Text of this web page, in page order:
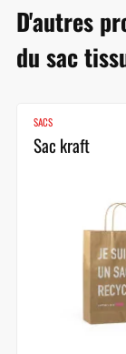
D'autres
du sac
SACS
Sac kraft